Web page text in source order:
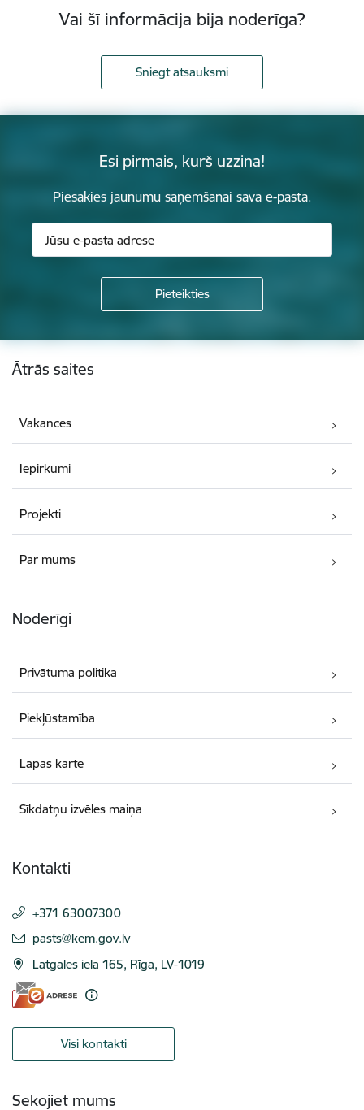
Vai šī informācija bija noderīga?
Sniegt atsauksmi
Esi pirmais, kurš uzzina!
Piesakies jaunumu saņemšanai savā e-pastā.
Kājene
Ātrās saites
Vakances
Iepirkumi
Projekti
Par mums
Noderīgi
Privātuma politika
Piekļūstamība
Lapas karte
Sīkdatņu izvēles maiņa
Kontakti
+371 63007300
E-pasts:
pasts@kem.gov.lv
Latgales iela 165, Rīga, LV-1019
Visi kontakti
Sekojiet mums